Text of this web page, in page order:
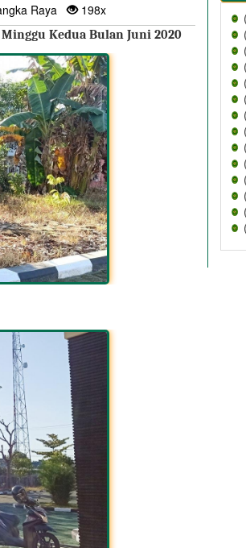
Raya 198x
Kedua Bulan Juni 2020